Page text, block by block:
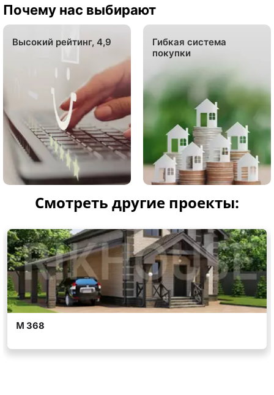
Почему нас выбирают
Высокий рейтинг, 4,9
Гибкая система
покупки
Смотреть другие проекты: